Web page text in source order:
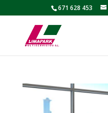
671 628 453